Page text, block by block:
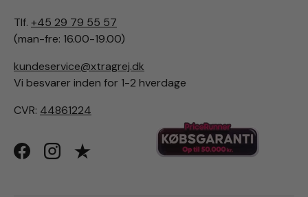
Tlf. +45 29 79 55 57
(man-fre: 16.00-19.00)
kundeservice@xtragrej.dk
Vi besvarer inden for 1-2 hverdage
CVR: 44861224
FacebookInstagram